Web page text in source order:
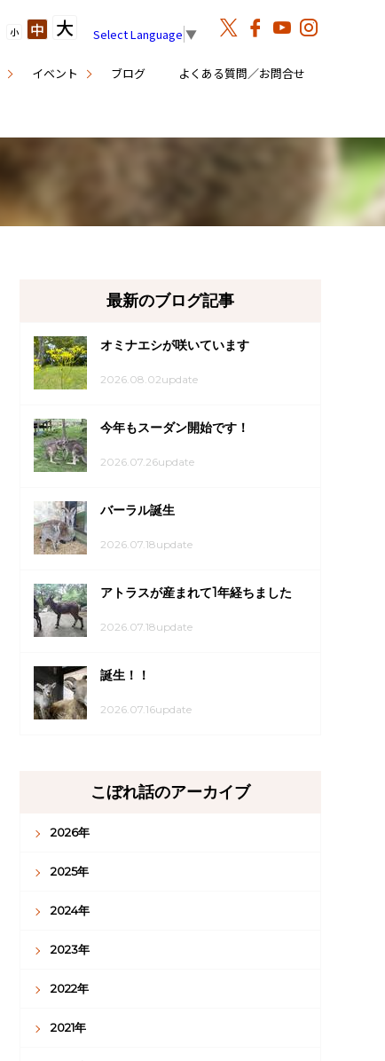
イベント ブログ よくある質問／お問合せ
小 中 大 Select Language ▼
最新のブログ記事
オミナエシが咲いています
2026.08.02update
今年もスーダン開始です！
2026.07.26update
バーラル誕生
2026.07.18update
アトラスが産まれて1年経ちました
2026.07.18update
誕生！！
2026.07.16update
こぼれ話のアーカイブ
2026年
2025年
2024年
2023年
2022年
2021年